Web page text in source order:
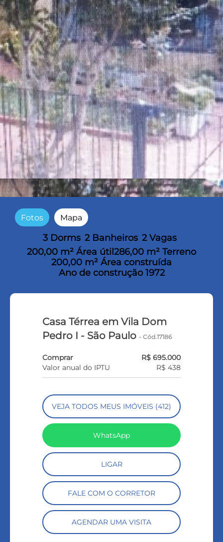
Fotos Mapa
3 Dorms 2 Banheiros 2 Vagas
200,00 m² Área útil286,00 m² Terreno
200,00 m² Área construída
Ano de construção 1972
Casa Térrea em Vila Dom
Pedro I - São Paulo- Cód.17186
Comprar
R$ 695.000
Valor anual do IPTU
R$ 438
VEJA TODOS MEUS IMÓVEIS (412)
WhatsApp
LIGAR
FALE COM O CORRETOR
AGENDAR UMA VISITA